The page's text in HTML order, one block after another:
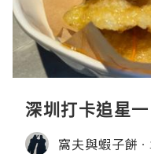
深圳打卡追星
窩夫與蝦子餅